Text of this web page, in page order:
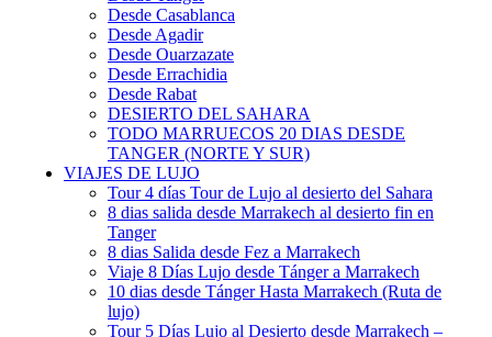
Desde Casablanca
Desde Agadir
Desde Ouarzazate
Desde Errachidia
Desde Rabat
DESIERTO DEL SAHARA
TODO MARRUECOS 20 DIAS DESDE
TANGER (NORTE Y SUR)
VIAJES DE LUJO
Tour 4 días Tour de Lujo al desierto del Sahara
8 dias salida desde Marrakech al desierto fin en
Tanger
8 dias Salida desde Fez a Marrakech
Viaje 8 Días Lujo desde Tánger a Marrakech
10 dias desde Tánger Hasta Marrakech (Ruta de
lujo)
Tour 5 Días Lujo al Desierto desde Marrakech –